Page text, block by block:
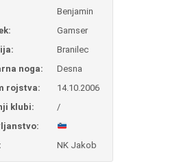
Benjamin
Gamser
Branilec
noga:
Desna
rojstva:
14.10.2006
klubi:
/
NK Jakob